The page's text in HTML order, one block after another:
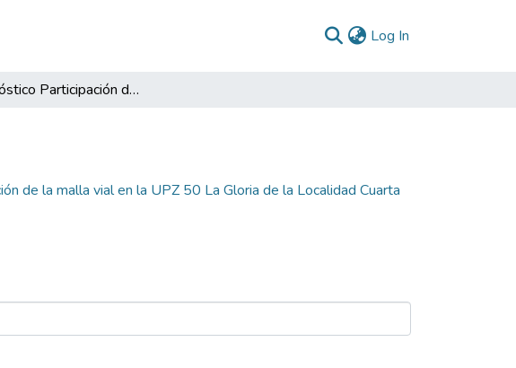
Log In
Diagnóstico Participación de la malla vial en la UPZ 50 La Gloria de la Localidad Cuarta San Cristóbal 2005
de la malla vial en la UPZ 50 La Gloria de la Localidad Cuarta